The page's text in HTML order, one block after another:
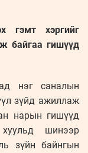
гэмт хэргийг
байгаа гишүүд
нэг саналын
зүйд ажиллаж
нарын гишүүд
шинээр
зүйн байнгын